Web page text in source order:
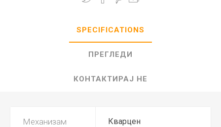
SPECIFICATIONS
ПРЕГЛЕДИ
КОНТАКТИРАЈ НЕ
Механизам Кварцен